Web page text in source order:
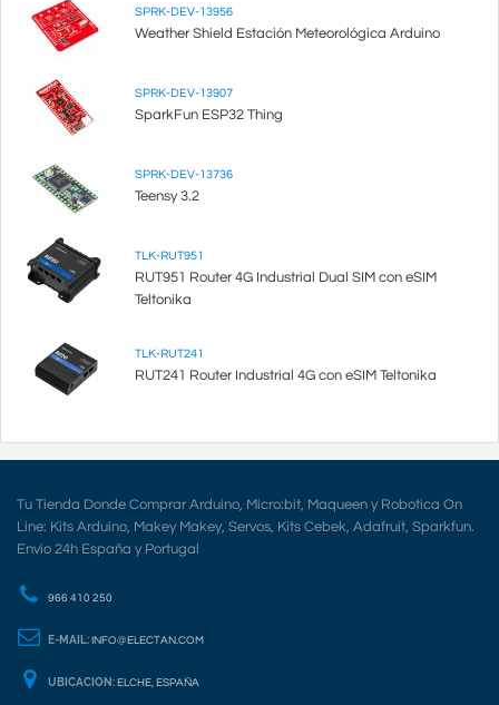
SPRK-DEV-13956
Weather Shield Estación Meteorológica Arduino
SPRK-DEV-13907
SparkFun ESP32 Thing
SPRK-DEV-13736
Teensy 3.2
TLK-RUT951
RUT951 Router 4G Industrial Dual SIM con eSIM
Teltonika
TLK-RUT241
RUT241 Router Industrial 4G con eSIM Teltonika
Tu Tienda Donde Comprar Arduino, Micro:bit, Maqueen y Robotica On
Line: Kits Arduino, Makey Makey, Servos, Kits Cebek, Adafruit, Sparkfun.
Envio 24h España y Portugal
966 410 250
E-MAIL: INFO@ELECTAN.COM
UBICACION: ELCHE, ESPAÑA